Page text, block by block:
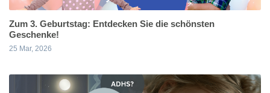
Zum 3. Geburtstag: Entdecken Sie die schönsten
Geschenke!
25 Mar, 2026